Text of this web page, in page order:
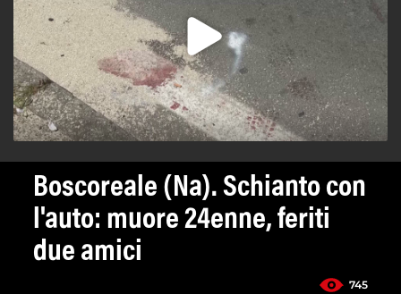
Boscoreale (Na). Schianto con
l'auto: muore 24enne, feriti
due amici
745